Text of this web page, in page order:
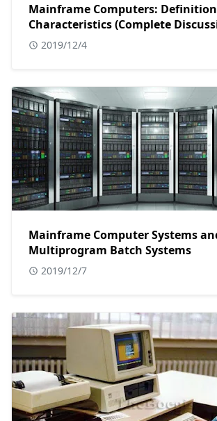
Mainframe Computers:
Characteristics (Complete
2019/12/4
Mainframe Computer Systems
Multiprogram Batch Systems
2019/12/7